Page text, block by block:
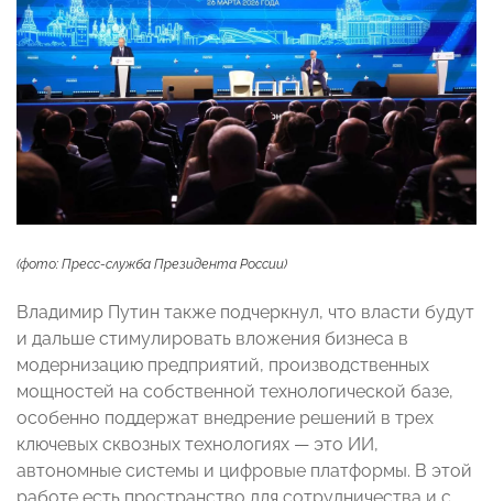
(фото: Пресс-служба Президента России)
Владимир Путин также подчеркнул, что власти будут
и дальше стимулировать вложения бизнеса в
модернизацию предприятий, производственных
мощностей на собственной технологической базе,
особенно поддержат внедрение решений в трех
ключевых сквозных технологиях — это ИИ,
автономные системы и цифровые платформы. В этой
работе есть пространство для сотрудничества и с